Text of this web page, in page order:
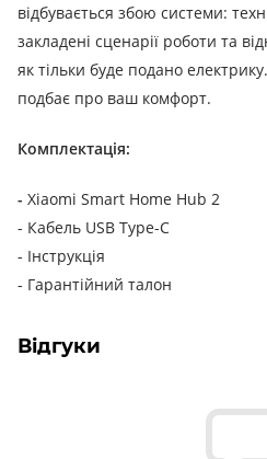
відбувається збою системи:
закладені сценарії роботи та
як тільки буде подано електрику.
подбає про ваш комфорт.
Комплектація:
- Xiaomi Smart Home Hub 2
- Кабель USB Type-C
- Інструкція
- Гарантійний талон
Відгуки